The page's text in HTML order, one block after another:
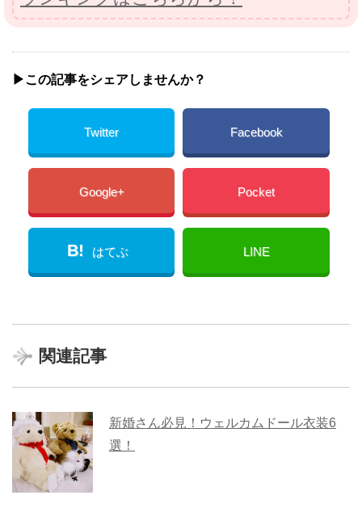
▶︎この記事をシェアしませんか？
Twitter Facebook
Google+ Pocket
B! はてぶ LINE
関連記事
新婚さん必見！ウェルカムドール衣装6
選！